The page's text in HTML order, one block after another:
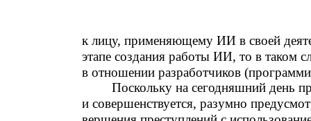
к лицу, применяющему ИИ в своей
этапе создания работы ИИ, то в таком
в отношении разработчиков
Поскольку на сегодняшний день
и совершенствуется, разумно